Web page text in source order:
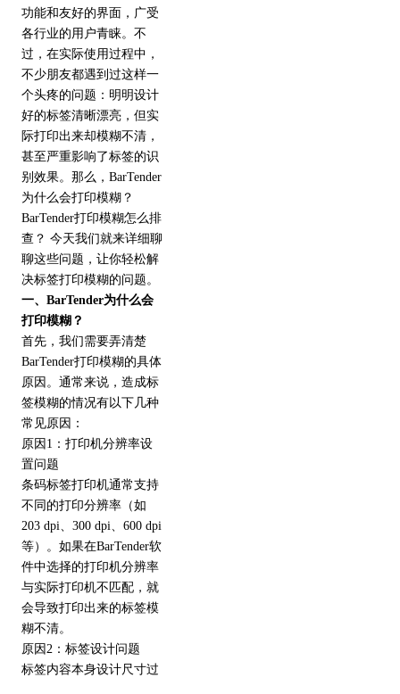
功能和友好的界面，广受
各行业的用户青睐。不
过，在实际使用过程中，
不少朋友都遇到过这样一
个头疼的问题：明明设计
好的标签清晰漂亮，但实
际打印出来却模糊不清，
甚至严重影响了标签的识
别效果。那么，BarTender
为什么会打印模糊？
BarTender打印模糊怎么排
查？ 今天我们就来详细聊
聊这些问题，让你轻松解
决标签打印模糊的问题。
一、BarTender为什么会
打印模糊？
首先，我们需要弄清楚
BarTender打印模糊的具体
原因。通常来说，造成标
签模糊的情况有以下几种
常见原因：
原因1：打印机分辨率设
置问题
条码标签打印机通常支持
不同的打印分辨率（如
203 dpi、300 dpi、600 dpi
等）。如果在BarTender软
件中选择的打印机分辨率
与实际打印机不匹配，就
会导致打印出来的标签模
糊不清。
原因2：标签设计问题
标签内容本身设计尺寸过